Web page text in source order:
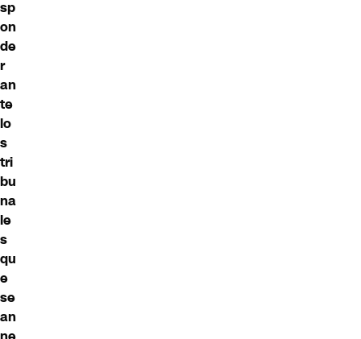
sp
on
de
r
an
te
lo
s
tri
bu
na
le
s
qu
e
se
an